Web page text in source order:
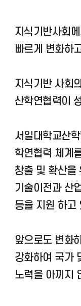
지식기반사회
빠르게 변화하
지식기반 사회
산학연협력이
서일대학교산
학연협력 체계
창출 및 확산을
기술이전과 산
등을 지원 하고
앞으로도 변화
강화하여 국가
노력을 아끼지